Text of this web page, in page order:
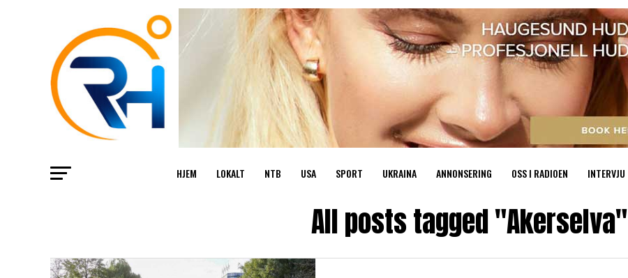
HJEM LOKALT NTB USA SPORT UKRAINA ANNONSERING OSS I RADIOEN INTERVJU
All posts tagged "Akerselva"